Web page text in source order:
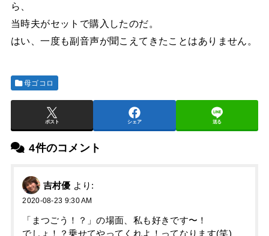
ら、
当時夫がセットで購入したのだ。
はい、一度も副音声が聞こえてきたことはありません。
母ゴコロ
ポスト シェア 送る
4件のコメント
吉村優 より:
2020-08-23 9:30 AM
「まつごう！？」の場面、私も好きです〜！
でしょ！？乗せてやってくれよ！ってなります(笑)